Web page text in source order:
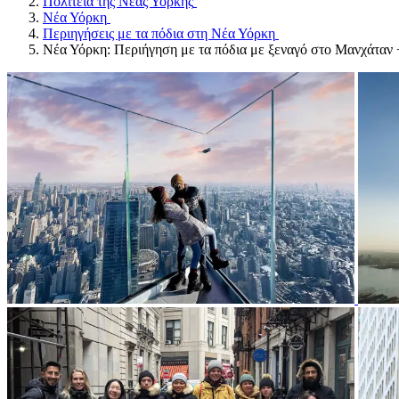
Νέα Υόρκη
Περιηγήσεις με τα πόδια στη Νέα Υόρκη
Νέα Υόρκη: Περιήγηση με τα πόδια με ξεναγό στο Μανχάταν